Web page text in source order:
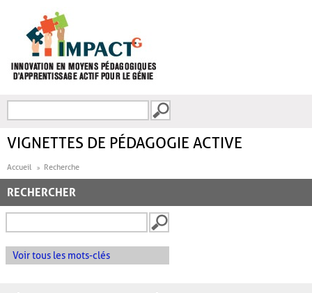
FORMULAIRE DE
VIGNETTES DE PÉDAGOGIE ACTIVE
Accueil Recherche
RECHERCHER
Voir tous les mots-clés